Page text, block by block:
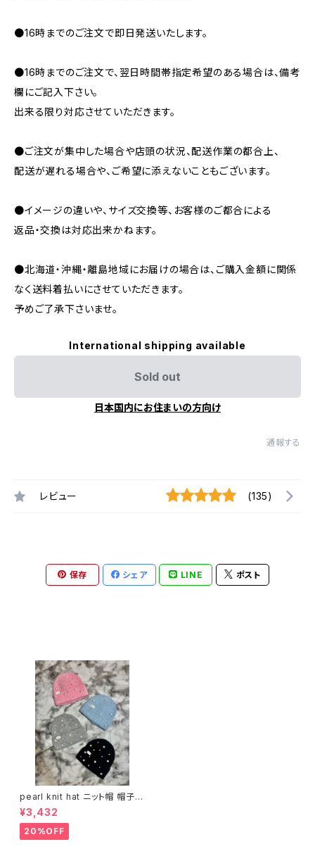
●16時までのご注文で即日発送いたします。
●16時までのご注文で、翌日時間帯指定希望のある場合は、備考
欄にご記入下さい。
出来る限り対応させていただきます。
●ご注文が集中した場合や店頭の状況、配送作業の都合上、
配送が遅れる場合や、ご希望に添えないこともございます。
●イメージの違いや、サイズ交換等、お客様のご都合による
返品・交換は対応出来かねます。
●北海道・沖縄・離島地域にお届けの場合は、ご購入金額に関係
なく送料着払いにさせていただきます。
予めご了承下さいませ。
International shipping available
Sold out
日本国内にお住まいの方向け
通報する
レビュー (135)
保存 シェア LINE ポスト
pearl knit hat ニット帽 帽子
パール 折り返し リブニット
¥3,432
20%OFF